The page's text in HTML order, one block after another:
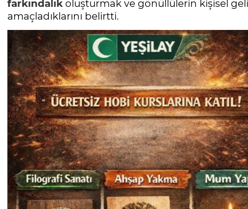
farkındalık oluşturmak ve gönüllülerin kişisel
amaçladıklarını belirtti.